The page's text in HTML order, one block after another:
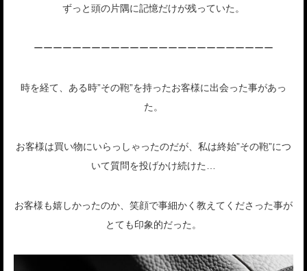
ずっと頭の片隅に記憶だけが残っていた。
ーーーーーーーーーーーーーーーーーーーーーーーーー
時を経て、ある時”その鞄”を持ったお客様に出会った事があっ
た。
お客様は買い物にいらっしゃったのだが、私は終始”その鞄”につ
いて質問を投げかけ続けた…
お客様も嬉しかったのか、笑顔で事細かく教えてくださった事が
とても印象的だった。